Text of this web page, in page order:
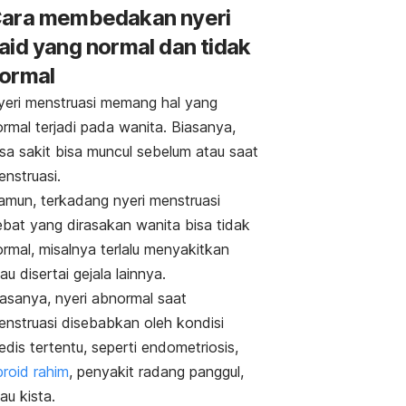
membedakan nyeri
yang normal dan tidak
menstruasi memang hal yang
terjadi pada wanita. Biasanya,
sakit bisa muncul sebelum atau saat
terkadang nyeri menstruasi
yang dirasakan wanita bisa tidak
misalnya terlalu menyakitkan
disertai gejala lainnya.
nyeri abnormal saat
disebabkan oleh kondisi
tertentu, seperti endometriosis,
rahim, penyakit radang panggul,
kista.